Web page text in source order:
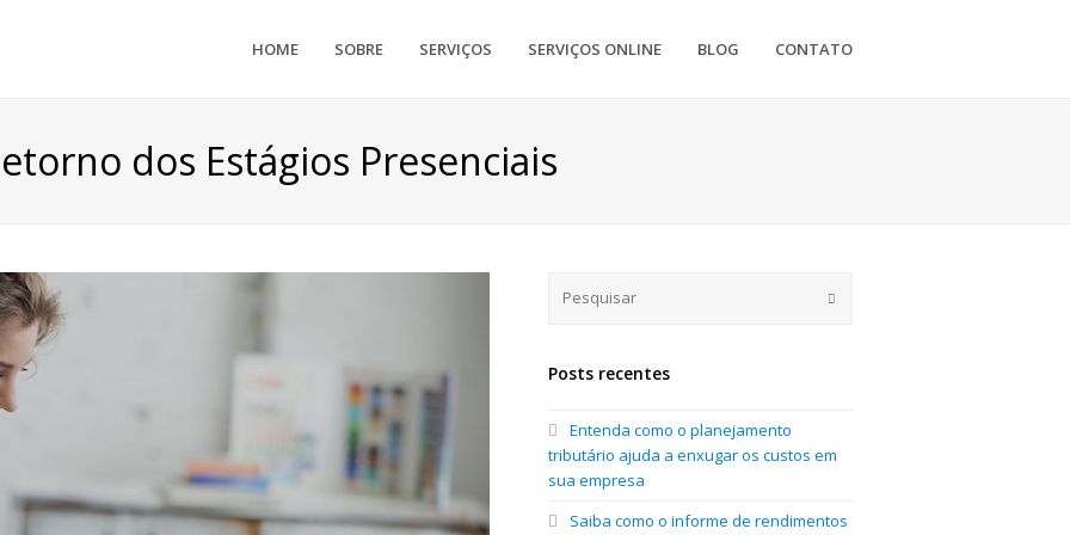
HOME SOBRE SERVIÇOS SERVIÇOS ONLINE BLOG CONTATO
dos Estágios Presenciais
Posts recentes
Entenda como o planejamento
tributário ajuda a enxugar os custos em
sua empresa
Saiba como o informe de rendimentos